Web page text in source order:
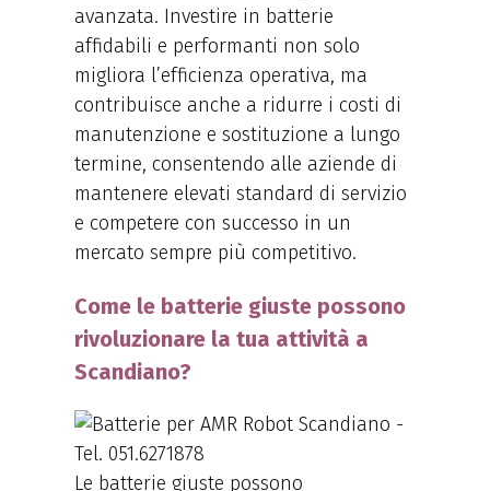
avanzata. Investire in batterie
affidabili e performanti non solo
migliora l’efficienza operativa, ma
contribuisce anche a ridurre i costi di
manutenzione e sostituzione a lungo
termine, consentendo alle aziende di
mantenere elevati standard di servizio
e competere con successo in un
mercato sempre più competitivo.
Come le batterie giuste possono
rivoluzionare la tua attività a
Scandiano?
Le batterie giuste possono